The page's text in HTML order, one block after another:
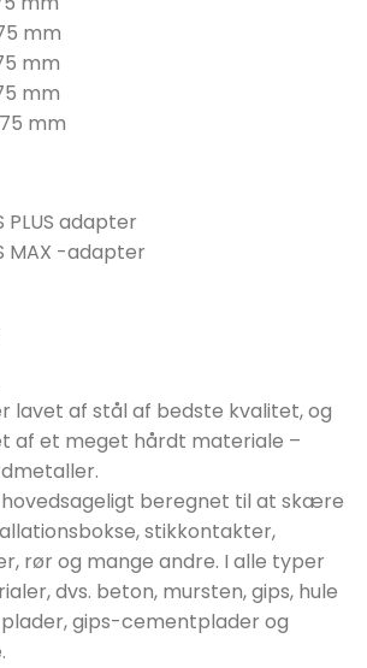
mm
mm
mm
mm
PLUS adapter
MAX -adapter
lavet af stål af bedste kvalitet, og
af et meget hårdt materiale –
hovedsageligt beregnet til at skære
stikkontakter,
rør og mange andre. I alle typer
dvs. beton, mursten, gips, hule
gips-cementplader og